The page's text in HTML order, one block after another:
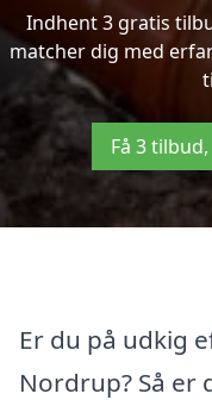
Indhent 3 gratis
matcher dig med
Få 3
Er du på udkig
Nordrup? Så er